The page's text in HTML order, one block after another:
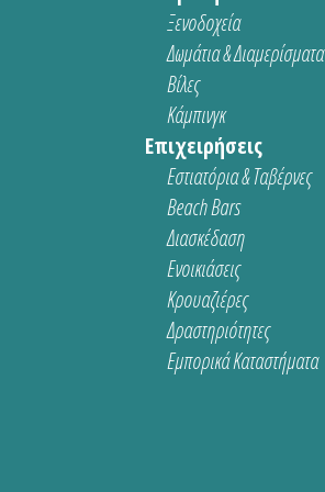
Ξενοδοχεία
Δωμάτια & Διαμερίσματα
Βίλες
Κάμπινγκ
Επιχειρήσεις
Εστιατόρια & Ταβέρνες
Beach Bars
Διασκέδαση
Ενοικιάσεις
Κρουαζιέρες
Δραστηριότητες
Εμπορικά Καταστήματα